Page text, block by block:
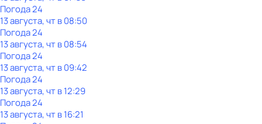
Погода 24
13 августа, чт в 08:50
Погода 24
13 августа, чт в 08:54
Погода 24
13 августа, чт в 09:42
Погода 24
13 августа, чт в 12:29
Погода 24
13 августа, чт в 16:21